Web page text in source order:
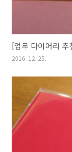
2016. 12. 25.